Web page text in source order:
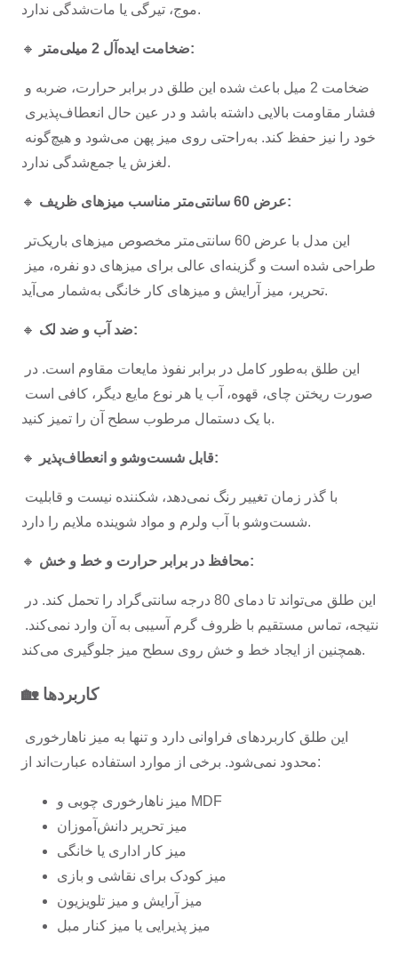
موج، تیرگی یا مات‌شدگی ندارد.
🔸 ضخامت ایده‌آل 2 میلی‌متر:
لغزش یا جمع‌شدگی ندارد.
🔸 عرض 60 سانتی‌متر مناسب میزهای ظریف:
تحریر، میز آرایش و میزهای کار خانگی به‌شمار می‌آید.
🔸 ضد آب و ضد لک:
با یک دستمال مرطوب سطح آن را تمیز کنید.
🔸 قابل شست‌وشو و انعطاف‌پذیر:
شست‌وشو با آب ولرم و مواد شوینده ملایم را دارد.
🔸 محافظ در برابر حرارت و خط و خش:
همچنین از ایجاد خط و خش روی سطح میز جلوگیری می‌کند.
🏡 کاربردها
محدود نمی‌شود. برخی از موارد استفاده عبارت‌اند از:
میز ناهارخوری چوبی و MDF
میز تحریر دانش‌آموزان
میز کار اداری یا خانگی
میز کودک برای نقاشی و بازی
میز آرایش و میز تلویزیون
میز پذیرایی یا میز کنار مبل